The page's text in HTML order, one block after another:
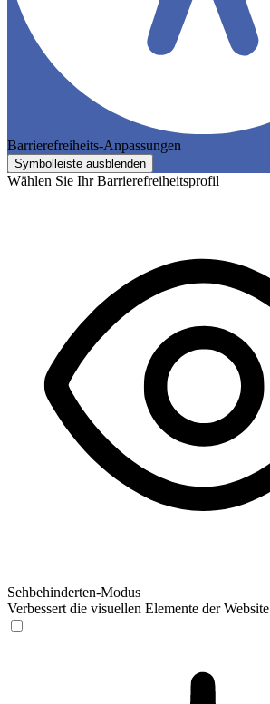
Barrierefreiheits-Anpassungen
Symbolleiste ausblenden
Wählen Sie Ihr Barrierefreiheitsprofil
Sehbehinderten-Modus
Verbessert die visuellen Elemente der Website